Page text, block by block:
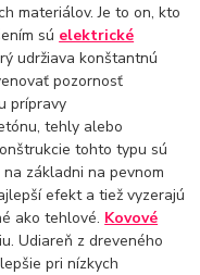
materiálov. Je to on, kto
sú elektrické
udržiava konštantnú
pozornosť
prípravy
tehly alebo
tohto typu sú
základni na pevnom
efekt a tiež vyzerajú
ako tehlové. Kovové
Udiareň z dreveného
pri nízkych